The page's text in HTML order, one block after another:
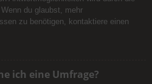
du glaubst, mehr
zu benötigen, kontaktiere einen
ich eine Umfrage?